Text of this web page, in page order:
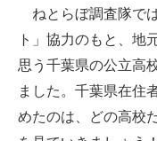
ITの今と未来を見通す
スマホと通信の最新ト
進化するPCとデバイス
ねとらぼ調査隊で
ト」協力のもと、地
思う千葉県の公立高
ました。千葉県在住
めたのは、どの高校